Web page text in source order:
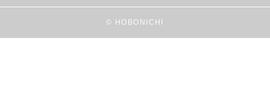
© HOBONICHI